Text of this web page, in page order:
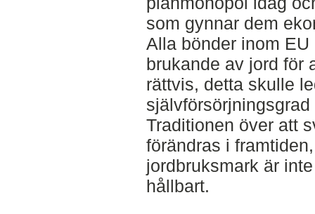
som gynnar dem
Alla bönder inom
brukande av jord för
rättvis, detta skulle
Traditionen över att
förändras i
jordbruksmark är
hållbart.